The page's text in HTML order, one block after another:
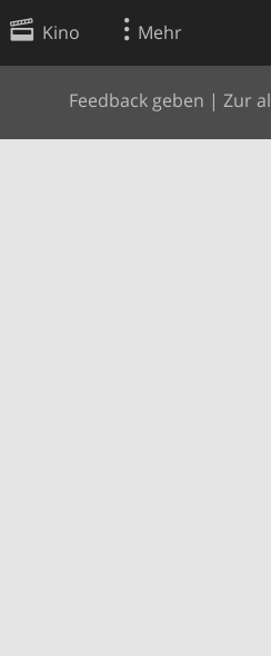
Kino Mehr
Feedback geben | Zur
Websuche